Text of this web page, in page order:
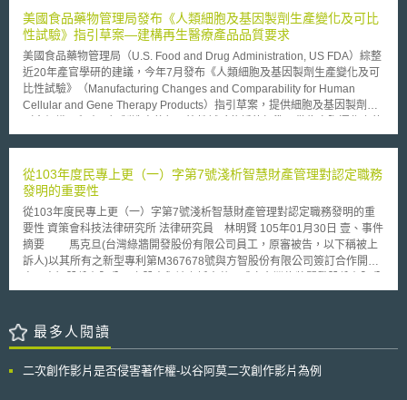
美國食品藥物管理局發布《人類細胞及基因製劑生產變化及可比
性試驗》指引草案—建構再生醫療產品品質要求
美國食品藥物管理局（U.S. Food and Drug Administration, US FDA）綜整
近20年產官學研的建議，今年7月發布《人類細胞及基因製劑生產變化及可
比性試驗》（Manufacturing Changes and Comparability for Human
Cellular and Gene Therapy Products）指引草案，提供細胞及基因製劑
參考。US FDA並強調若臨床開發與製程開發同步，將會使產品品質提升、
（Investigational New Drug, IND）及上市許可有明確的遵循方向。 之所以
會需要有此指引的提出，乃是因為現今全球評估生物製劑原料藥或成品在製
國際醫藥法規協和會（International Council for Harmonisation of
Technical Requirements for Pharmaceuticals for Human Use, ICH）公布
「生物製劑可比性試驗」（ICH Q5E Biotechnological/biological products
subject to changes in their manufacturing process: comparability of
的原料藥或成品，品質需具有高度相似性，才可引用之前的CMC或IND的資
料；如果使用的細胞種類、病毒載體及組織工程產品等重大改變，已嚴重影
響原料藥或成品的品質，不適用目前的可比性試驗，需重新申請IND或上市
從103年度民專上更（一）字第7號淺析智慧財產管理對認定職務
發明的重要性
從103年度民專上更（一）字第7號淺析智慧財產管理對認定職務發明的重
要性 資策會科技法律研究所 法律研究員 林明賢 105年01月30日 壹、事件
摘要 馬克旦(台灣綠牆開發股份有限公司員工，原審被告，以下稱被上
訴人)以其所有之新型專利第M367678號與方智股份有限公司簽訂合作開發
司(原審原告，以下稱上訴人)。被上訴人將新型專利第Ｍ367678號授權予上
研發成果由雙方共享。被上訴人於就職期間逕行在台灣申請並取得新型專利
第Ｍ417768號，並依此專利向中國大陸申請相同內容之中國大陸實用新型
及中國大陸實用新型專利CN202026637U號(以下簡稱系爭專利)為上訴人與
最多人閱讀
二次創作影片是否侵害著作權-以谷阿莫二次創作影片為例